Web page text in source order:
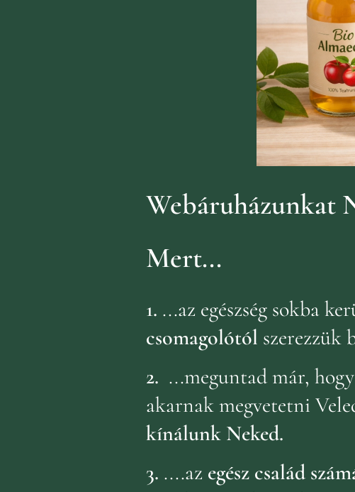
Webáruházunkat
Mert...
1. ...az egészség sokba
csomagolótól szerezzük
2. ...meguntad már,
akarnak megvetetni
kínálunk Neked.
3. ....az egész család